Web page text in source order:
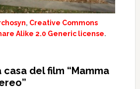
, Creative Commons
Alike 2.0 Generic license.
casa del film “Mamma